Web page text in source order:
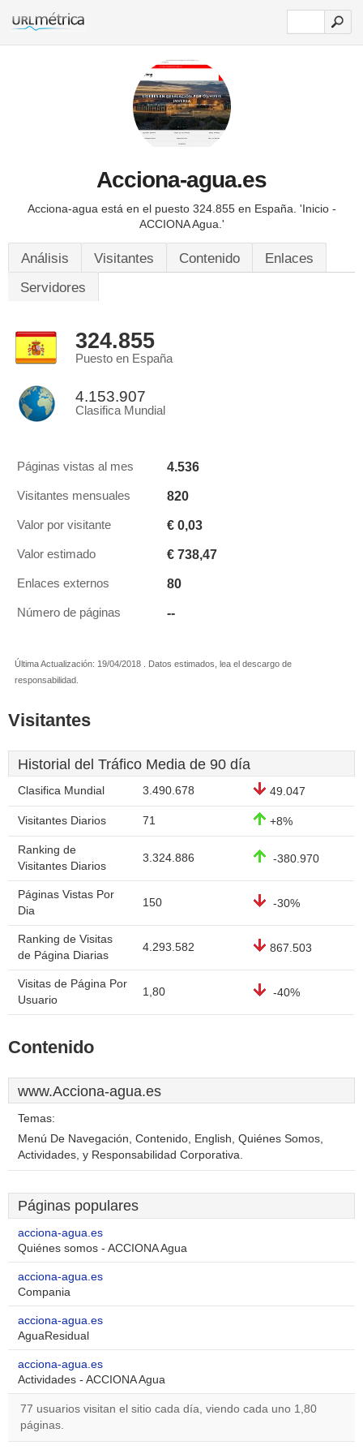
Acciona-agua.es
Acciona-agua está en el puesto 324.855 en España. 'Inicio -
ACCIONA Agua.'
Análisis Visitantes Contenido
Enlaces
Servidores
324.855
Puesto en España
4.153.907
Clasifica Mundial
Páginas vistas al mes 4.536
Visitantes mensuales 820
Valor por visitante € 0,03
Valor estimado € 738,47
Enlaces externos 80
Número de páginas --
Última Actualización: 19/04/2018 . Datos estimados, lea el descargo de
responsabilidad.
Visitantes
Historial del Tráfico Media de 90 día
Clasifica Mundial 3.490.678 49.047
Visitantes Diarios 71 +8%
Ranking de
Visitantes Diarios
3.324.886 -380.970
Páginas Vistas Por
Dia
150 -30%
Ranking de Visitas
de Página Diarias
4.293.582 867.503
Visitas de Página Por
Usuario
1,80 -40%
Contenido
www.Acciona-agua.es
Temas:
Menú De Navegación, Contenido, English, Quiénes Somos,
Actividades, y Responsabilidad Corporativa.
Páginas populares
acciona-agua.es
Quiénes somos - ACCIONA Agua
acciona-agua.es
Compania
acciona-agua.es
AguaResidual
acciona-agua.es
Actividades - ACCIONA Agua
77 usuarios visitan el sitio cada día, viendo cada uno 1,80
páginas.